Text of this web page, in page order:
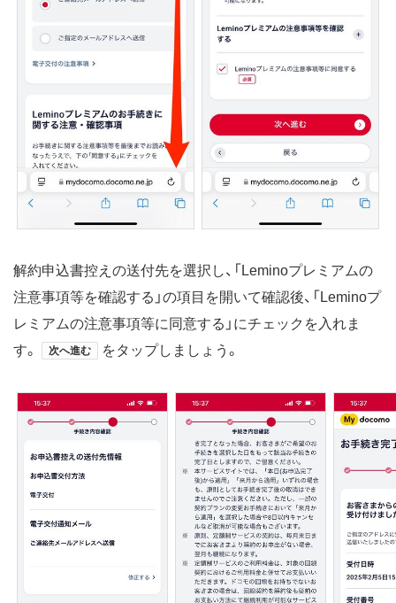
解約申込書控えの送付先を選択し、「Leminoプレミアムの
注意事項等を確認する」の項目を開いて確認後、「Leminoプ
レミアムの注意事項等に同意する」にチェックを入れま
す。
次へ進む をタップしましょう。